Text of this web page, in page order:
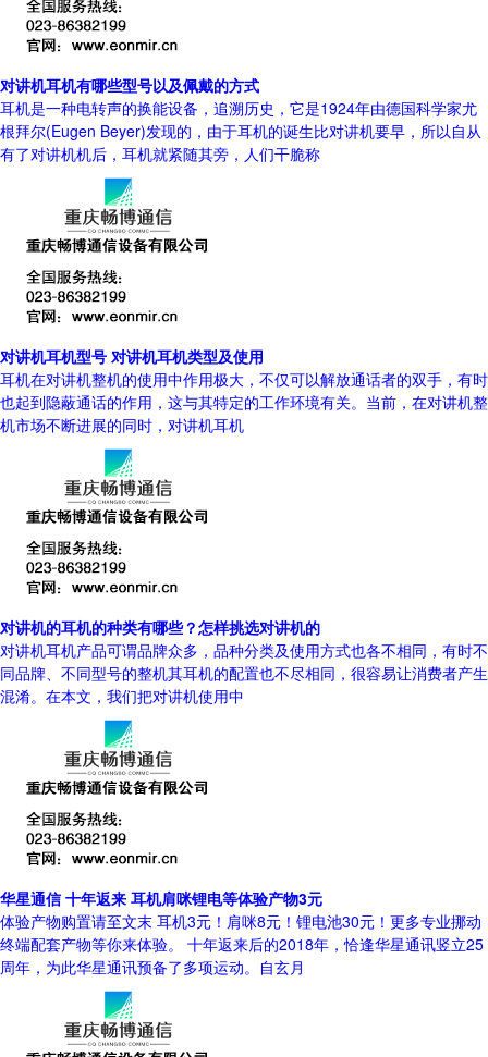
对讲机耳机有哪些型号以及佩戴的方式
耳机是一种电转声的换能设备，追溯历史，它是1924年由德国科学家尤
根拜尔(Eugen Beyer)发现的，由于耳机的诞生比对讲机要早，所以自从
有了对讲机机后，耳机就紧随其旁，人们干脆称
对讲机耳机型号 对讲机耳机类型及使用
耳机在对讲机整机的使用中作用极大，不仅可以解放通话者的双手，有时
也起到隐蔽通话的作用，这与其特定的工作环境有关。当前，在对讲机整
机市场不断进展的同时，对讲机耳机
对讲机的耳机的种类有哪些？怎样挑选对讲机的
对讲机耳机产品可谓品牌众多，品种分类及使用方式也各不相同，有时不
同品牌、不同型号的整机其耳机的配置也不尽相同，很容易让消费者产生
混淆。在本文，我们把对讲机使用中
华星通信 十年返来 耳机肩咪锂电等体验产物3元
体验产物购置请至文末 耳机3元！肩咪8元！锂电池30元！更多专业挪动
终端配套产物等你来体验。 十年返来后的2018年，恰逢华星通讯竖立25
周年，为此华星通讯预备了多项运动。自玄月